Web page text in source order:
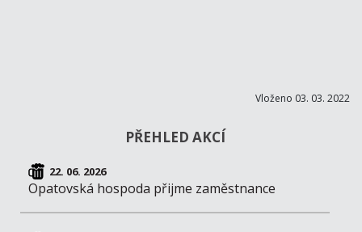
Vloženo 03. 03. 2022
PŘEHLED AKCÍ
22. 06. 2026
Opatovská hospoda přijme zaměstnance